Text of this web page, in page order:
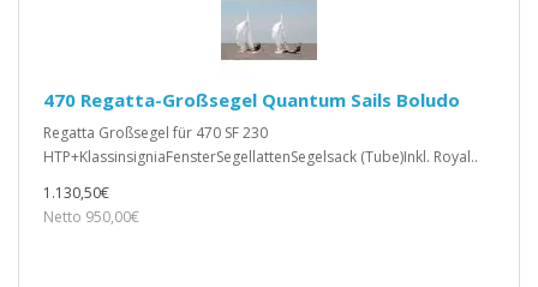
470 Regatta-Großsegel Quantum Sails Boludo
Regatta Großsegel für 470 SF 230
HTP+KlassinsigniaFensterSegellattenSegelsack (Tube)Inkl. Royal..
1.130,50€
Netto 950,00€